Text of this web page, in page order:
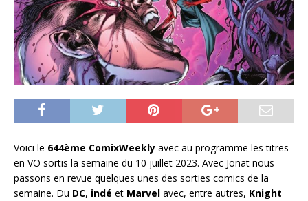
Voici le 644ème ComixWeekly avec au programme les titres
en VO sortis la semaine du 10 juillet 2023. Avec Jonat nous
passons en revue quelques unes des sorties comics de la
semaine. Du DC, indé et Marvel avec, entre autres, Knight